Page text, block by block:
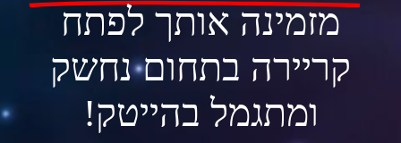
מזמינה אותך לפתח
קריירה בתחום נחשק
ומתגמל בהייטק!